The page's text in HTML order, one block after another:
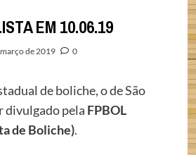
EM 10.06.19
de 2019 0
de boliche, o de São
divulgado pela FPBOL
de Boliche).